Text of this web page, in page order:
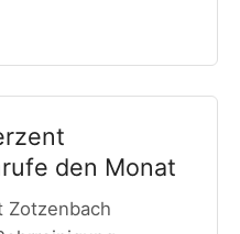
den Monat
Zotzenbach